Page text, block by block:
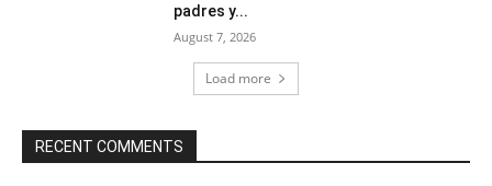
padres y...
August 7, 2026
Load more
RECENT COMMENTS